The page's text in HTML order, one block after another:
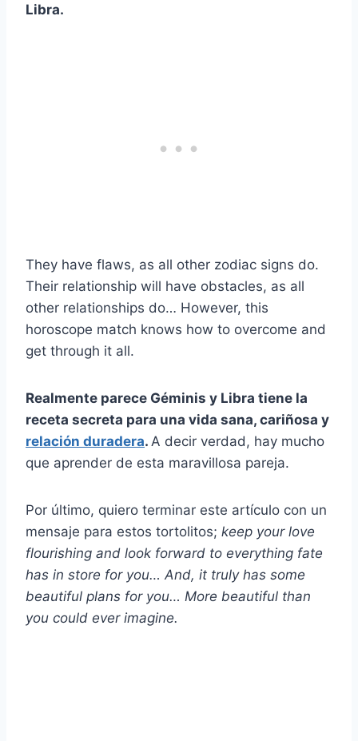
Libra.
They have flaws, as all other zodiac signs do.
Their relationship will have obstacles, as all
other relationships do… However, this
horoscope match knows how to overcome and
get through it all.
Realmente parece Géminis y Libra tiene la
receta secreta para una vida sana, cariñosa y
relación duradera. A decir verdad, hay mucho
que aprender de esta maravillosa pareja.
Por último, quiero terminar este artículo con un
mensaje para estos tortolitos; keep your love
flourishing and look forward to everything fate
has in store for you… And, it truly has some
beautiful plans for you… More beautiful than
you could ever imagine.